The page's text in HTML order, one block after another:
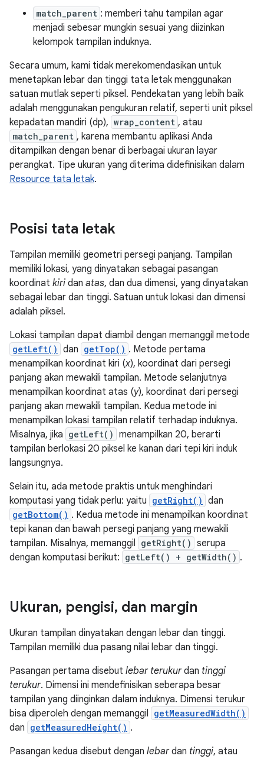
match_parent : memberi tahu tampilan agar
menjadi sebesar mungkin sesuai yang diizinkan
kelompok tampilan induknya.
Secara umum, kami tidak merekomendasikan untuk
menetapkan lebar dan tinggi tata letak menggunakan
satuan mutlak seperti piksel. Pendekatan yang lebih baik
adalah menggunakan pengukuran relatif, seperti unit piksel
kepadatan mandiri (dp), wrap_content , atau
match_parent , karena membantu aplikasi Anda
ditampilkan dengan benar di berbagai ukuran layar
perangkat. Tipe ukuran yang diterima didefinisikan dalam
Resource tata letak.
Posisi tata letak
Tampilan memiliki geometri persegi panjang. Tampilan
memiliki lokasi, yang dinyatakan sebagai pasangan
koordinat kiri dan atas, dan dua dimensi, yang dinyatakan
sebagai lebar dan tinggi. Satuan untuk lokasi dan dimensi
adalah piksel.
Lokasi tampilan dapat diambil dengan memanggil metode
getLeft() dan getTop() . Metode pertama
menampilkan koordinat kiri (x), koordinat dari persegi
panjang akan mewakili tampilan. Metode selanjutnya
menampilkan koordinat atas (y), koordinat dari persegi
panjang akan mewakili tampilan. Kedua metode ini
menampilkan lokasi tampilan relatif terhadap induknya.
Misalnya, jika getLeft() menampilkan 20, berarti
tampilan berlokasi 20 piksel ke kanan dari tepi kiri induk
langsungnya.
Selain itu, ada metode praktis untuk menghindari
komputasi yang tidak perlu: yaitu getRight() dan
getBottom() . Kedua metode ini menampilkan koordinat
tepi kanan dan bawah persegi panjang yang mewakili
tampilan. Misalnya, memanggil getRight() serupa
dengan komputasi berikut: getLeft() + getWidth() .
Ukuran, pengisi, dan margin
Ukuran tampilan dinyatakan dengan lebar dan tinggi.
Tampilan memiliki dua pasang nilai lebar dan tinggi.
Pasangan pertama disebut lebar terukurdan tinggi
terukur. Dimensi ini mendefinisikan seberapa besar
tampilan yang diinginkan dalam induknya. Dimensi terukur
bisa diperoleh dengan memanggil getMeasuredWidth()
dan getMeasuredHeight() .
Pasangan kedua disebut dengan lebardan tinggi, atau